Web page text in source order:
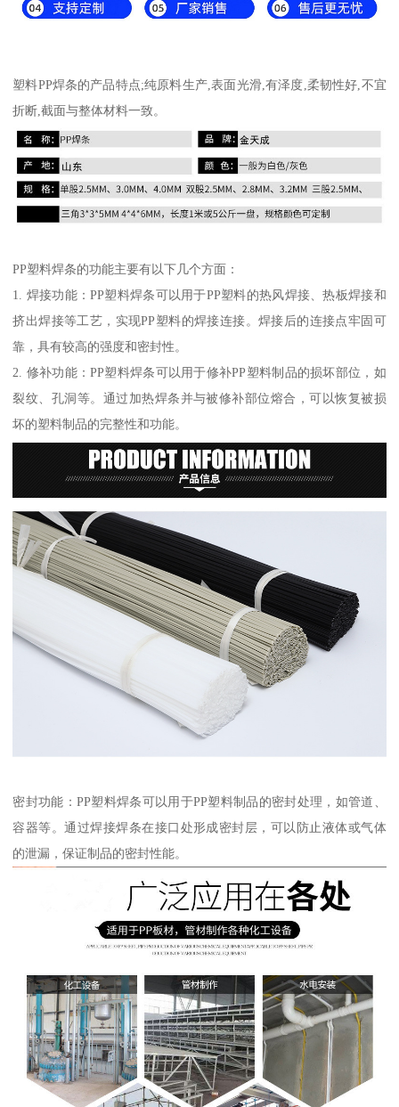
塑料PP焊条的产品特点;纯原料生产,表面光滑,有泽度,柔韧性好,不宜
折断,截面与整体材料一致。
PP塑料焊条的功能主要有以下几个方面：
1. 焊接功能：PP塑料焊条可以用于PP塑料的热风焊接、热板焊接和
挤出焊接等工艺，实现PP塑料的焊接连接。焊接后的连接点牢固可
靠，具有较高的强度和密封性。
2. 修补功能：PP塑料焊条可以用于修补PP塑料制品的损坏部位，如
裂纹、孔洞等。通过加热焊条并与被修补部位熔合，可以恢复被损
坏的塑料制品的完整性和功能。
密封功能：PP塑料焊条可以用于PP塑料制品的密封处理，如管道、
容器等。通过焊接焊条在接口处形成密封层，可以防止液体或气体
的泄漏，保证制品的密封性能。